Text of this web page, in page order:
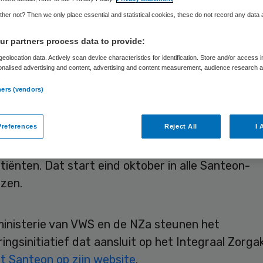
zorg
Leendert Douma 27 september 2022,09:07 936 keer
werkt met de vier grote zorgverzekeraars (CZ,
Kruis) samen om de zorg te digitaliseren. Een
Dat start eind oktober in alle Santeon-
van VWS en de NZa steunen het
dat aansluit op het Integraal
Santeon op zijn website.
not? Then we only place essential and statistical cookies, these do not record any data
partners process data to provide:
data. Actively scan device characteristics for identification. Store and/or access
advertising and content, advertising and content measurement, audience research
(vendors)
Reject All I